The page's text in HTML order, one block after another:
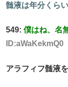
髄液は年分くら
549: 僕はね、名
ID:aWaKekmQ0
アラフィフ髄液